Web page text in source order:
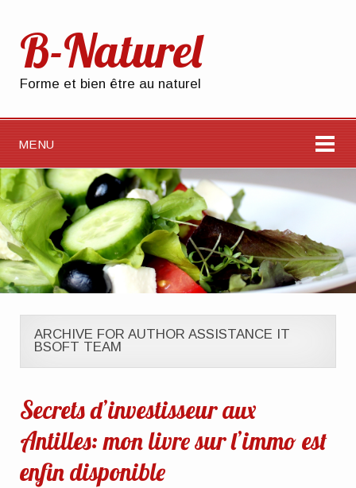
B-Naturel
Forme et bien être au naturel
MENU
ARCHIVE FOR AUTHOR ASSISTANCE IT
BSOFT TEAM
Secrets d’investisseur aux
Antilles: mon livre sur l’immo est
enfin disponible